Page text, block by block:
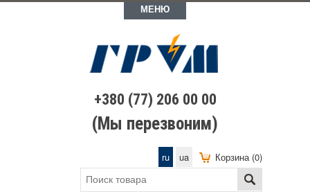
МЕНЮ
+380 (77) 206 00 00
(Мы перезвоним)
Корзина (0)
ru ua